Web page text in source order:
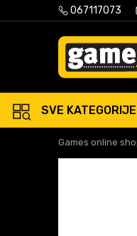
067117073
ISPORUKA
SVE KATEGORIJE
Games online